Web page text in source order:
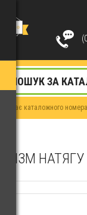
немає каталожного